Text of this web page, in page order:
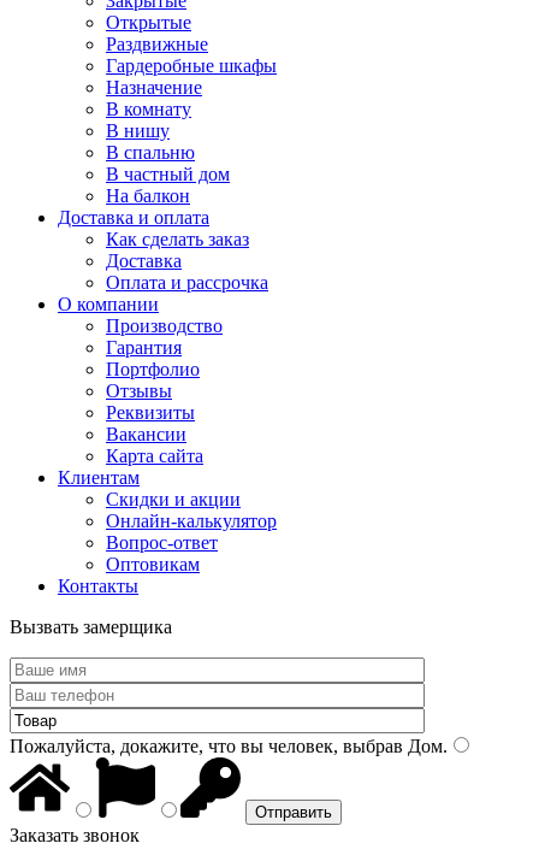
Открытые
Раздвижные
Гардеробные шкафы
Назначение
В комнату
В нишу
В спальню
В частный дом
На балкон
Доставка и оплата
Как сделать заказ
Доставка
Оплата и рассрочка
О компании
Производство
Гарантия
Портфолио
Отзывы
Реквизиты
Вакансии
Карта сайта
Клиентам
Скидки и акции
Онлайн-калькулятор
Вопрос-ответ
Оптовикам
Контакты
Вызвать замерщика
Пожалуйста, докажите, что вы человек, выбрав Дом.
Заказать звонок